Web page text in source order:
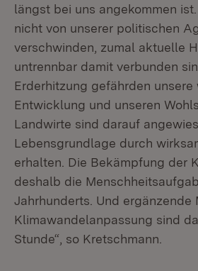
längst bei uns angekommen
nicht von unserer politischen
verschwinden, zumal aktuelle
untrennbar damit verbunden
Erderhitzung gefährden
Entwicklung und unseren
Landwirte sind darauf
Lebensgrundlage durch
erhalten. Die Bekämpfung der
deshalb die
Jahrhunderts. Und ergänzende
Klimawandelanpassung sind
Stunde“, so Kretschmann.